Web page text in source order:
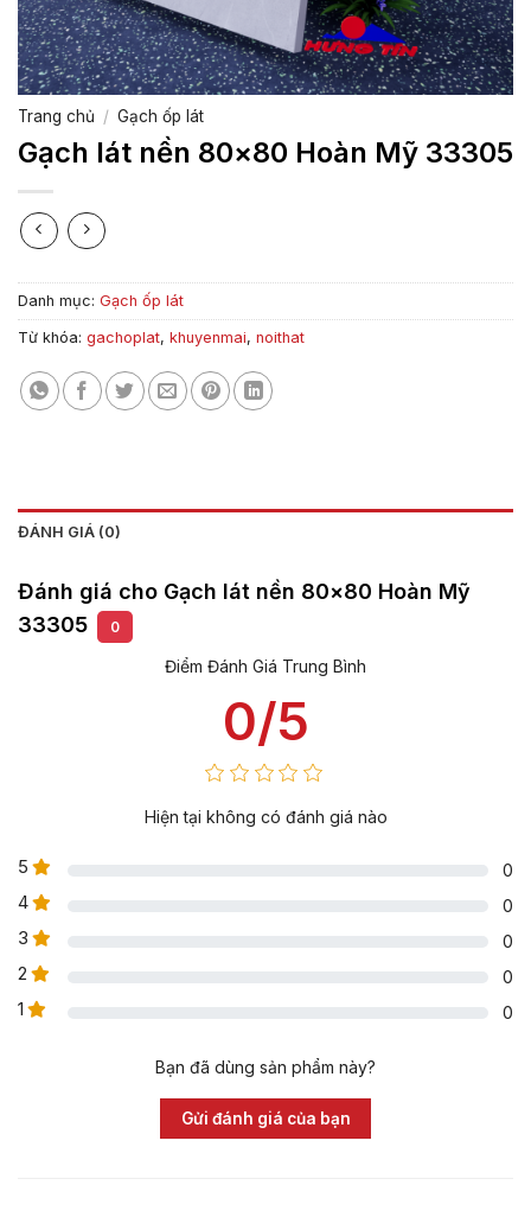
Trang chủ / Gạch ốp lát
Gạch lát nền 80×80 Hoàn Mỹ 33305
Danh mục: Gạch ốp lát
Từ khóa: gachoplat, khuyenmai, noithat
ĐÁNH GIÁ (0)
Đánh giá cho Gạch lát nền 80×80 Hoàn Mỹ
33305
0
Điểm Đánh Giá Trung Bình
0/5
Hiện tại không có đánh giá nào
5 0
4 0
3 0
2 0
1 0
Bạn đã dùng sản phẩm này?
Gửi đánh giá của bạn